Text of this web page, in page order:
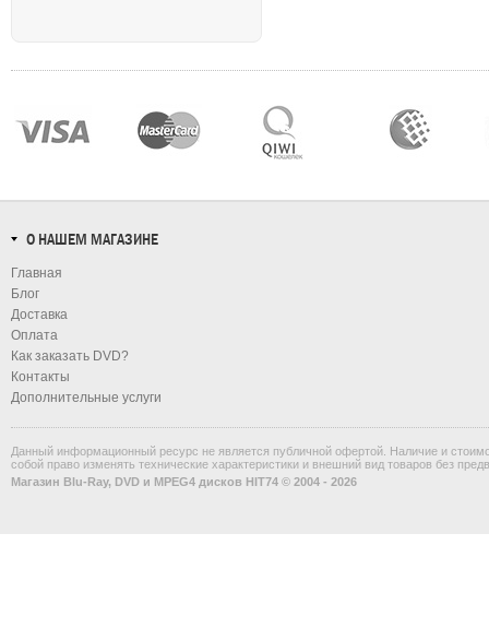
О НАШЕМ МАГАЗИНЕ
Главная
Блог
Доставка
Оплата
Как заказать DVD?
Контакты
Дополнительные услуги
Данный информационный ресурс не является публичной офертой. Наличие и
собой право изменять технические характеристики и внешний вид товаров без
Магазин Blu-Ray, DVD и MPEG4 дисков HIT74 © 2004 - 2026